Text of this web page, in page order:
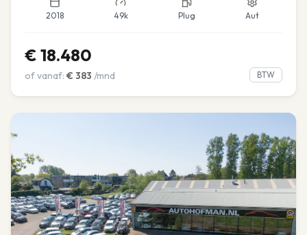
2018 49k Plug Aut
€ 18.480
of vanaf: € 383 /mnd BTW